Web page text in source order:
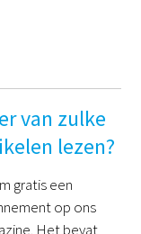
van zulke
lezen?
gratis een
op ons
Het bevat